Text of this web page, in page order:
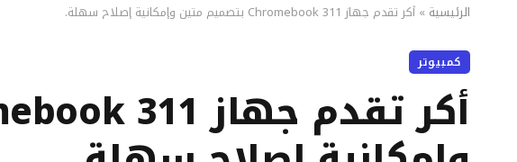
الرئيسية » أكر تقدم جهاز Chromebook 311 بتصميم متين وإمكانية إصلاح سهلة.
كمبيوتر